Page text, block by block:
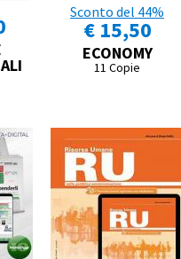
Sconto del 44%
€ 15,50
ECONOMY
11 Copie